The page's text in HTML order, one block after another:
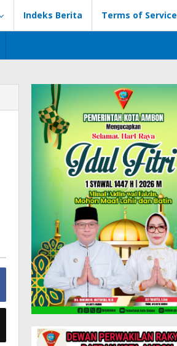
Indeks Berita Terms of Service